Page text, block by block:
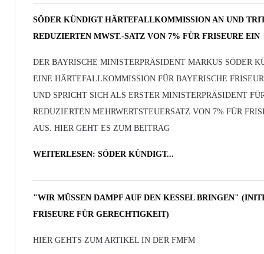
SÖDER KÜNDIGT HÄRTEFALLKOMMISSION AN UND
REDUZIERTEN MWST.-SATZ VON 7% FÜR FRISEURE EIN
DER BAYRISCHE MINISTERPRÄSIDENT MARKUS SÖDER
EINE HÄRTEFALLKOMMISSION FÜR BAYERISCHE
UND SPRICHT SICH ALS ERSTER MINISTERPRÄSIDENT
REDUZIERTEN MEHRWERTSTEUERSATZ VON 7% FÜR
AUS. HIER GEHT ES ZUM BEITRAG
WEITERLESEN: SÖDER KÜNDIGT...
"WIR MÜSSEN DAMPF AUF DEN KESSEL BRINGEN"
FRISEURE FÜR GERECHTIGKEIT)
HIER GEHTS ZUM ARTIKEL IN DER FMFM